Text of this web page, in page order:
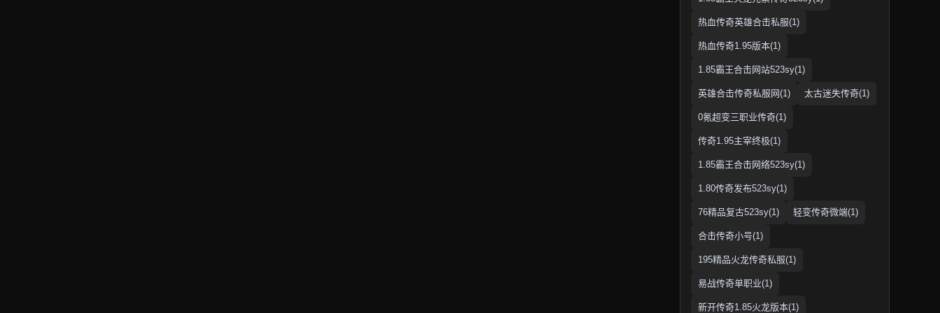
热血传奇英雄合击私服(1)
热血传奇1.95版本(1)
1.85霸王合击网站523sy(1)
英雄合击传奇私服网(1) 太古迷失传奇(1)
0氪超变三职业传奇(1)
传奇1.95主宰终极(1)
1.85霸王合击网络523sy(1)
1.80传奇发布523sy(1)
76精品复古523sy(1) 轻变传奇微端(1)
合击传奇小号(1)
195精品火龙传奇私服(1)
易战传奇单职业(1)
新开传奇1.85火龙版本(1)